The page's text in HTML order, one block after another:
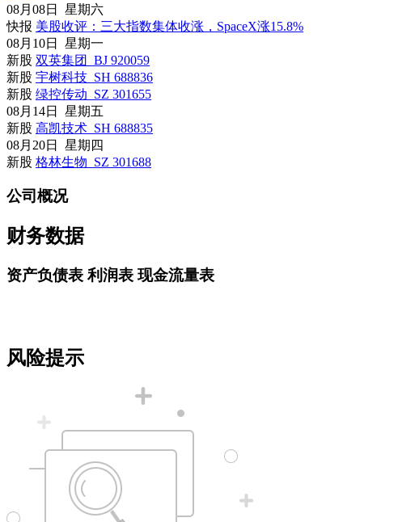
08月08日 星期六
快报 美股收评：三大指数集体收涨，SpaceX涨15.8%
08月10日 星期一
新股 双英集团 BJ 920059
新股 宇树科技 SH 688836
新股 绿控传动 SZ 301655
08月14日 星期五
新股 高凯技术 SH 688835
08月20日 星期四
新股 格林生物 SZ 301688
公司概况
财务数据
资产负债表 利润表 现金流量表
风险提示